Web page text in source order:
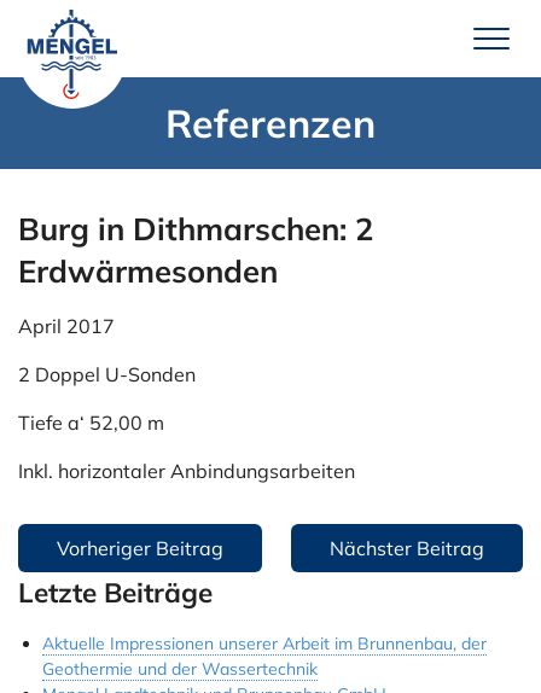
Inhalt
springen
Erdwärme
Wassertechnik
Pumpenservice
Unternehmen
Über uns
Team Mengel
Technik
Jobs & Ausbildung
Kontakt
Referenzen
Burg in Dithmarschen: 2
Erdwärmesonden
April 2017
2 Doppel U-Sonden
Tiefe a‘ 52,00 m
Inkl. horizontaler Anbindungsarbeiten
Beitragsnavigation
Vorheriger Beitrag Nächster Beitrag
Letzte Beiträge
Aktuelle Impressionen unserer Arbeit im Brunnenbau, der
Geothermie und der Wassertechnik